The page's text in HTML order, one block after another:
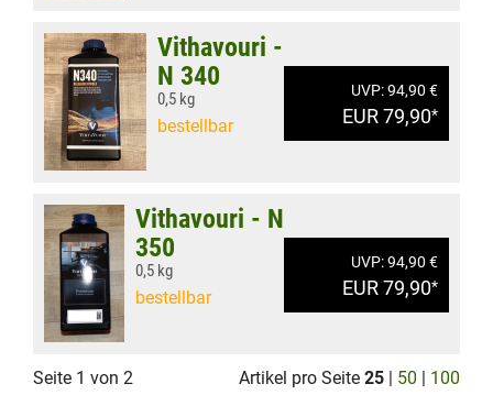
UVP: 94,90 €
EUR 79,90*
Vithavouri -
N 340
0,5 kg
bestellbar
UVP: 94,90 €
EUR 79,90*
Vithavouri - N
350
0,5 kg
bestellbar
Artikel pro Seite 25 | 50 | 100
Seite 1 von 2